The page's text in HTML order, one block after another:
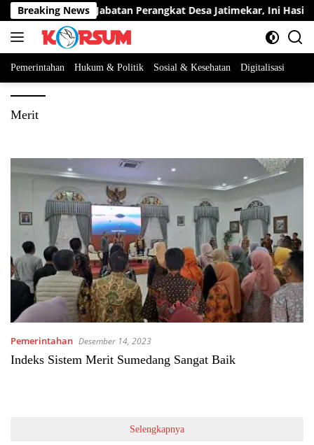
Langsung
ke
konten
Breaking News
Berebut Dua Jabatan Perangkat Desa Jatimekar, Ini Hasil
Pemerintahan Hukum & Politik Sosial & Kesehatan Digitalisasi
Merit
Pemerintahan Desember 14, 2023
Indeks Sistem Merit Sumedang Sangat Baik
Selengkapnya